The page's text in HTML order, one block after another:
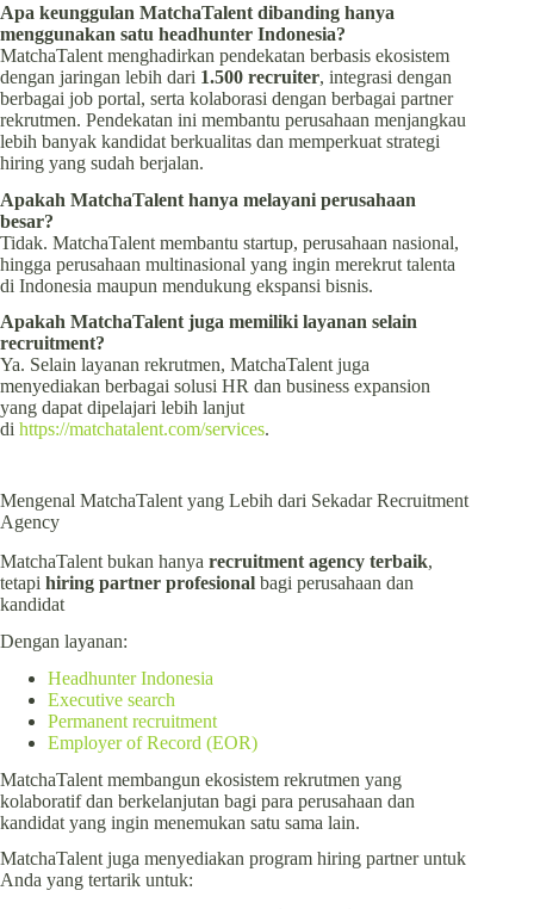
Apa keunggulan MatchaTalent dibanding hanya
menggunakan satu headhunter Indonesia?
MatchaTalent menghadirkan pendekatan berbasis ekosistem
dengan jaringan lebih dari 1.500 recruiter, integrasi dengan
berbagai job portal, serta kolaborasi dengan berbagai partner
rekrutmen. Pendekatan ini membantu perusahaan menjangkau
lebih banyak kandidat berkualitas dan memperkuat strategi
hiring yang sudah berjalan.
Apakah MatchaTalent hanya melayani perusahaan
besar?
Tidak. MatchaTalent membantu startup, perusahaan nasional,
hingga perusahaan multinasional yang ingin merekrut talenta
di Indonesia maupun mendukung ekspansi bisnis.
Apakah MatchaTalent juga memiliki layanan selain
recruitment?
Ya. Selain layanan rekrutmen, MatchaTalent juga
menyediakan berbagai solusi HR dan business expansion
yang dapat dipelajari lebih lanjut
di https://matchatalent.com/services.
Mengenal MatchaTalent yang Lebih dari Sekadar Recruitment
Agency
MatchaTalent bukan hanya recruitment agency terbaik,
tetapi hiring partner profesional bagi perusahaan dan
kandidat
Dengan layanan:
Headhunter Indonesia
Executive search
Permanent recruitment
Employer of Record (EOR)
MatchaTalent membangun ekosistem rekrutmen yang
kolaboratif dan berkelanjutan bagi para perusahaan dan
kandidat yang ingin menemukan satu sama lain.
MatchaTalent juga menyediakan program hiring partner untuk
Anda yang tertarik untuk: